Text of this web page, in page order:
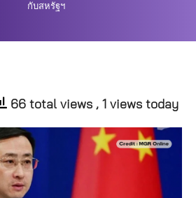
กับสหรัฐฯ
66 total views , 1 views today